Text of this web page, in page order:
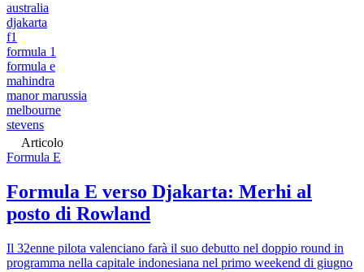
australia
djakarta
f1
formula 1
formula e
mahindra
manor marussia
melbourne
stevens
Articolo
Formula E
Formula E verso Djakarta: Merhi al
posto di Rowland
Il 32enne pilota valenciano farà il suo debutto nel doppio round in
programma nella capitale indonesiana nel primo weekend di giugno